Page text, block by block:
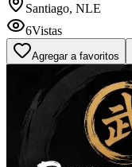
Santiago, NLE
6Vistas
Agregar a favoritos